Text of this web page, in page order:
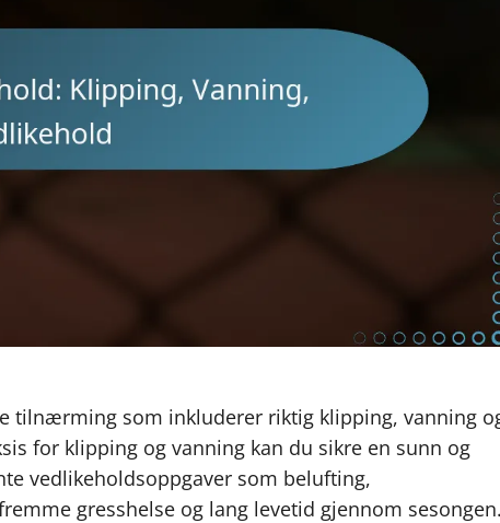
tilnærming som inkluderer riktig klipping, vanning
for klipping og vanning kan du sikre en sunn og
vedlikeholdsoppgaver som belufting,
gresshelse og lang levetid gjennom